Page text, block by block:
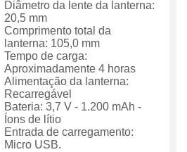
Diâmetro da lente da lanterna:
20,5 mm
Comprimento total da
lanterna: 105,0 mm
Tempo de carga:
Aproximadamente 4 horas
Alimentação da lanterna:
Recarregável
Bateria: 3,7 V - 1.200 mAh -
Íons de lítio
Entrada de carregamento:
Micro USB.